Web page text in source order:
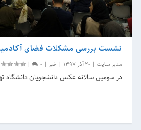
نشست بررسی مشکلات فضای
مدیر سایت | 20 آذر 1397 | خبر |
0
|
در سومین سالانه عکس دانشجویان دانشگاه